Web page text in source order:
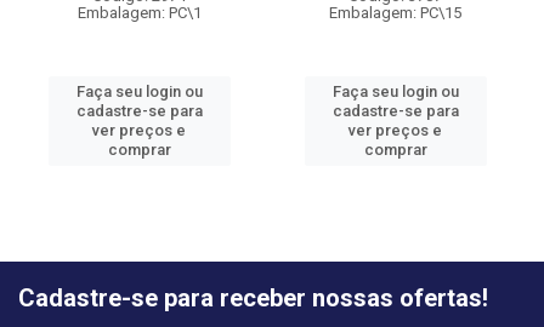
Embalagem: PC\1
Faça seu login ou
cadastre-se para
ver preços e
comprar
Embalagem: PC\15
Faça seu login ou
cadastre-se para
ver preços e
comprar
Cadastre-se para receber nossas ofertas!